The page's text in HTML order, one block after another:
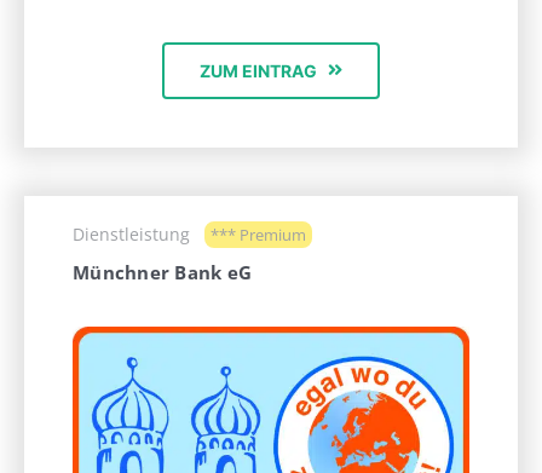
ZUM EINTRAG
Dienstleistung *** Premium
Münchner Bank eG